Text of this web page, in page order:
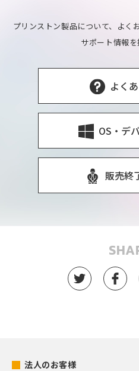
プリンストン製品について、よく
サポート情報を
よく
OS・デ
販売終
法人のお客様